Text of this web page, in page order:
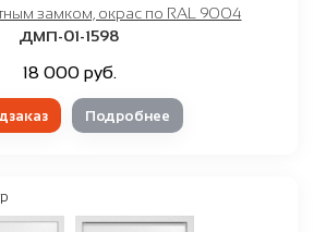
замком, окрас по RAL 9004
ДМП-01-1598
18 000 руб.
Подробнее